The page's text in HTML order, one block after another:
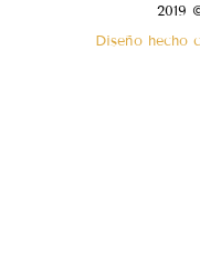
2019
Diseño hecho